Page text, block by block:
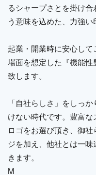
るシャープさとを掛け
う意味を込めた、力強い
起業・開業時に安心し
場面を想定した『機能
致します。
「自社らしさ」をしっ
けない時代です。豊富
ロゴをお選び頂き、御
ジを加え、他社とは一
きます。
M